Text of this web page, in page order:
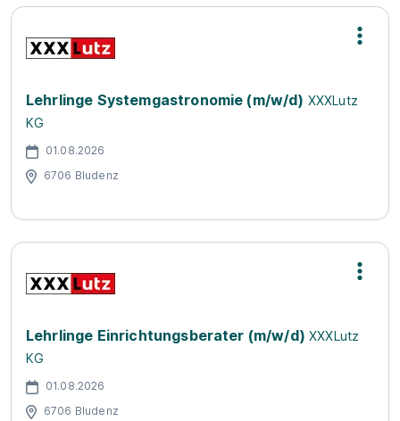
Lehrlinge Systemgastronomie (m/w/d) XXXLutz
KG
01.08.2026
6706 Bludenz
Lehrlinge Einrichtungsberater (m/w/d) XXXLutz
KG
01.08.2026
6706 Bludenz